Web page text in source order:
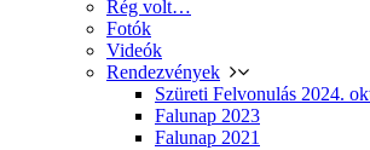
Rég volt…
Fotók
Videók
Rendezvények
Szüreti Felvonulás 2024.
Falunap 2023
Falunap 2021